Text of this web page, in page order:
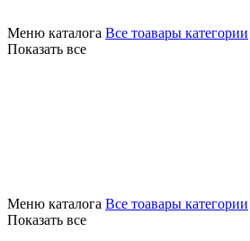
Меню каталога Все тоавары категории
Показать все
Меню каталога Все тоавары категории
Показать все